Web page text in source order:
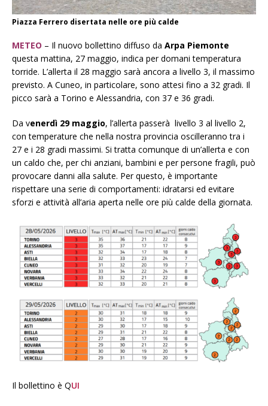
Piazza Ferrero disertata nelle ore più calde
METEO – Il nuovo bollettino diffuso da Arpa Piemonte
questa mattina, 27 maggio, indica per domani temperatura
torride. L’allerta il 28 maggio sarà ancora a livello 3, il massimo
previsto. A Cuneo, in particolare, sono attesi fino a 32 gradi. Il
picco sarà a Torino e Alessandria, con 37 e 36 gradi.
Da venerdì 29 maggio, l’allerta passerà livello 3 al livello 2,
con temperature che nella nostra provincia oscilleranno tra i
27 e i 28 gradi massimi. Si tratta comunque di un’allerta e con
un caldo che, per chi anziani, bambini e per persone fragili, può
provocare danni alla salute. Per questo, è importante
rispettare una serie di comportamenti: idratarsi ed evitare
sforzi e attività all’aria aperta nelle ore più calde della giornata.
Il bollettino è QUI